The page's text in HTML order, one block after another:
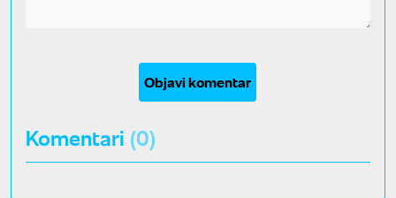
Objavi komentar
Komentari (0)